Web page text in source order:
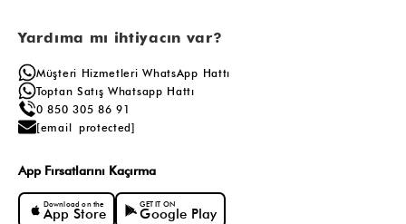
Yardıma mı ihtiyacın var?
Müşteri Hizmetleri WhatsApp Hattı
Toptan Satış Whatsapp Hattı
0 850 305 86 91
[email protected]
App Fırsatlarını Kaçırma
Download on the
App Store
GET IT ON
Google Play